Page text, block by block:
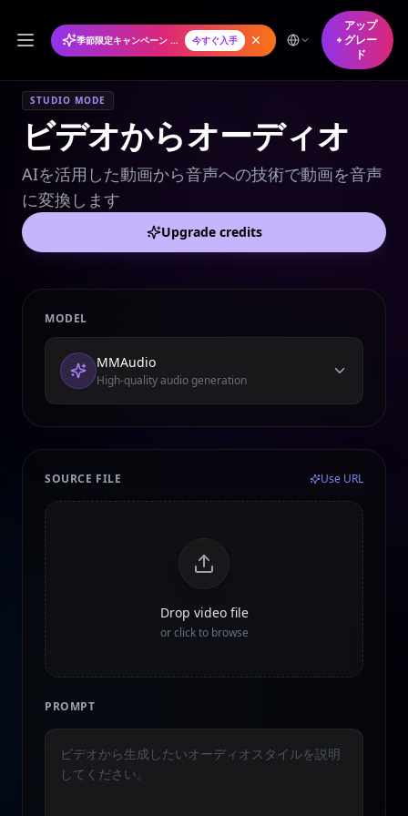
季節限定キャンペーン 年間プランが50%オフ 今すぐ入手
アップ
グレー
ド
STUDIO MODE
ビデオからオーディオ
AIを活用した動画から音声への技術で動画を音声
に変換します
Upgrade credits
MODEL
MMAudio
High-quality audio generation
SOURCE FILE Use URL
Drop video file
or click to browse
PROMPT